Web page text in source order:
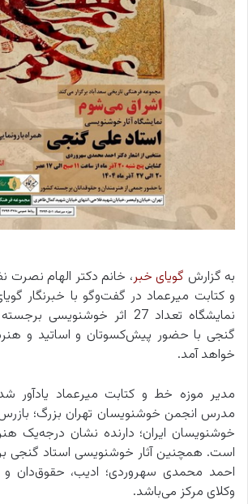
به گزارش گویای خبر، خانم دکتر الهام نصرت
و کتابت میرعماد در گفت‌وگو با خبرنگار
نمایشگاه تعداد 27 اثر
گنجی با حضور پیش‌کسوتان و اساتید و
خواهد آمد.
مدیر موزه خط و کتابت میرعماد یادآور
مدرس انجمن خوشنویسان تهران بزرگ؛
خوشنویسان ایران؛ دارنده نشان درجه‌یک
است. همچنین آثار خوشنویسی استاد گنجی
احمد محمدی سهروردی؛ ادیب، حقوق‌دان و
وکلای مرکز می‌باشد.